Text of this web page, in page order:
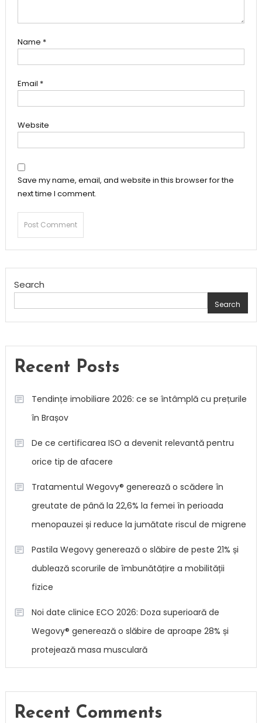
Name *
Email *
Website
Save my name, email, and website in this browser for the
next time I comment.
Search
Search
Recent Posts
Tendințe imobiliare 2026: ce se întâmplă cu prețurile
în Brașov
De ce certificarea ISO a devenit relevantă pentru
orice tip de afacere
Tratamentul Wegovy® generează o scădere în
greutate de până la 22,6% la femei în perioada
menopauzei și reduce la jumătate riscul de migrene
Pastila Wegovy generează o slăbire de peste 21% și
dublează scorurile de îmbunătățire a mobilității
fizice
Noi date clinice ECO 2026: Doza superioară de
Wegovy® generează o slăbire de aproape 28% și
protejează masa musculară
Recent Comments